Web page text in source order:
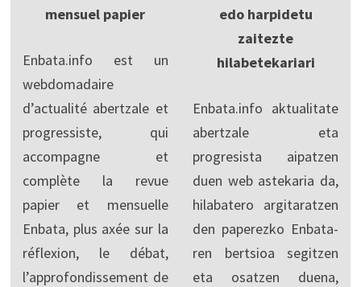
mensuel papier
Enbata.info est un
webdomadaire
d’actualité abertzale et
progressiste, qui
accompagne et
complète la revue
papier et mensuelle
Enbata, plus axée sur la
réflexion, le débat,
l’approfondissement de
edo harpidetu
zaitezte
hilabetekariari
Enbata.info aktualitate
abertzale eta
progresista aipatzen
duen web astekaria da,
hilabatero argitaratzen
den paperezko Enbata-
ren bertsioa segitzen
eta osatzen duena,